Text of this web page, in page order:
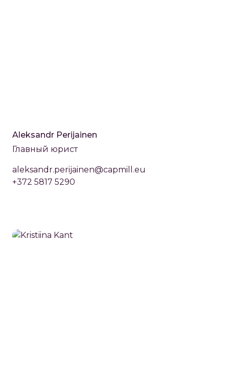
Aleksandr Perijainen
Главный юрист
aleksandr.perijainen@capmill.eu
+372 5817 5290